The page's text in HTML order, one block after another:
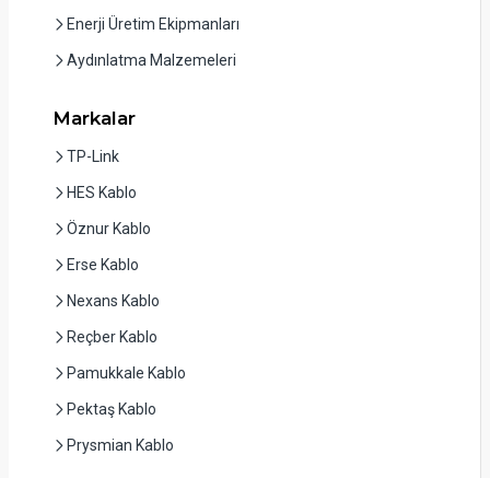
Enerji Üretim Ekipmanları
Aydınlatma Malzemeleri
Markalar
TP-Link
HES Kablo
Öznur Kablo
Erse Kablo
Nexans Kablo
Reçber Kablo
Pamukkale Kablo
Pektaş Kablo
Prysmian Kablo